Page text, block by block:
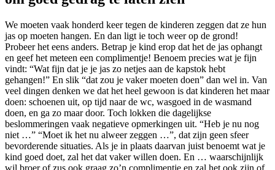
We moeten vaak honderd keer tegen de kinderen zeggen dat ze hun
jas op moeten hangen. En dan ligt ie toch weer op de grond!
Probeer het eens anders. Betrap je kind erop dat het de jas ophangt
en geef het meteen een complimentje! Benoem precies wat je fijn
vindt: “Wat fijn dat je je jas zo netjes aan de kapstok hebt
gehangen!” En slik “dat zou je vaker moeten doen” dan wel in. Van
veel dingen denken we dat het heel gewoon is dat kinderen het maar
doen: schoenen uit, op tijd naar de wc, wasgoed in de wasmand
doen, en ga zo maar door. Toch lokken die dagelijkse
beslommeringen vaak negatieve opmerkingen uit. “Heb je nu nog
niet …” “Moet ik het nu alweer zeggen …”, dat zijn geen sfeer
bevorderende situaties. Als je in plaats daarvan juist benoemt wat je
kind goed doet, zal het dat vaker willen doen. En … waarschijnlijk
wil broer of zus ook graag zo’n complimentje en zal het ook zijn of